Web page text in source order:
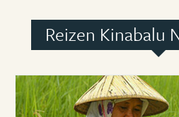
Reizen Kinabalu